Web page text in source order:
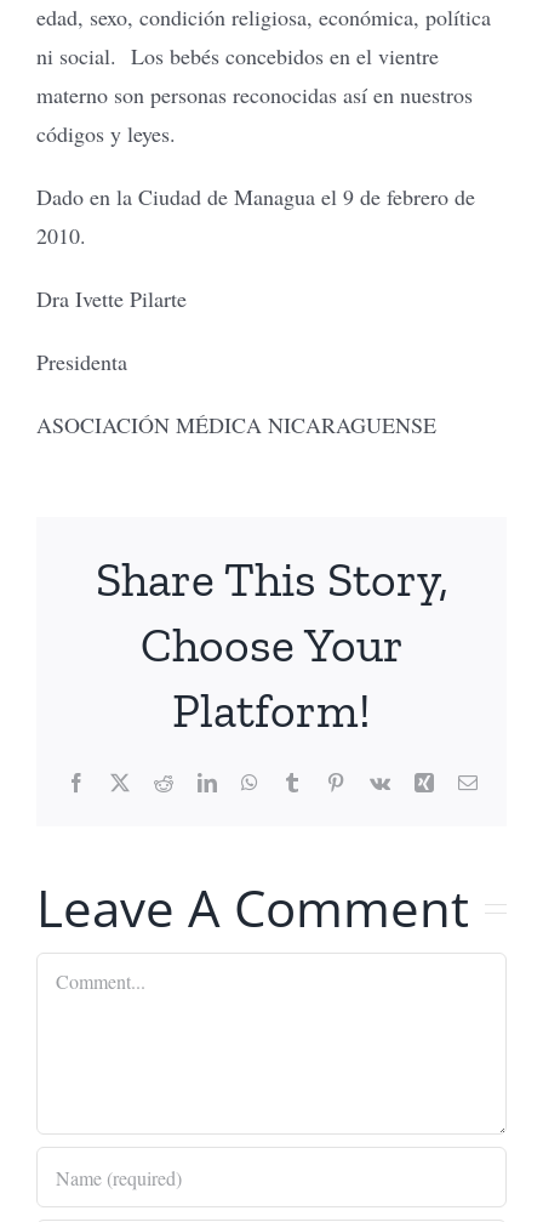
edad, sexo, condición religiosa, económica, política
ni social. Los bebés concebidos en el vientre
materno son personas reconocidas así en nuestros
códigos y leyes.
Dado en la Ciudad de Managua el 9 de febrero de
2010.
Dra Ivette Pilarte
Presidenta
ASOCIACIÓN MÉDICA NICARAGUENSE
Share This Story,
Choose Your
Platform!
Facebook
X RedditLinkedInWhatsApp
TumblrPinterest
Vk Xing Email
Leave A Comment
Comment